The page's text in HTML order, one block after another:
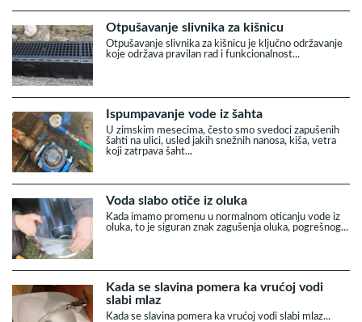
Otpušavanje slivnika za kišnicu
Otpušavanje slivnika za kišnicu je ključno održavanje
koje održava pravilan rad i funkcionalnost...
Ispumpavanje vode iz šahta
U zimskim mesecima, često smo svedoci zapušenih
šahti na ulici, usled jakih snežnih nanosa, kiša, vetra
koji zatrpava šaht...
Voda slabo otiče iz oluka
Kada imamo promenu u normalnom oticanju vode iz
oluka, to je siguran znak zagušenja oluka, pogrešnog...
Kada se slavina pomera ka vrućoj vodi
slabi mlaz
Kada se slavina pomera ka vrućoj vodi slabi mlaz...